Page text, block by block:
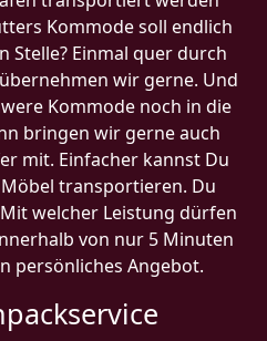
Kommode soll endlich
Stelle? Einmal quer durch
wir gerne. Und
Kommode noch in die
bringen wir gerne auch
mit. Einfacher kannst Du
transportieren. Du
welcher Leistung dürfen
von nur 5 Minuten
persönliches Angebot.